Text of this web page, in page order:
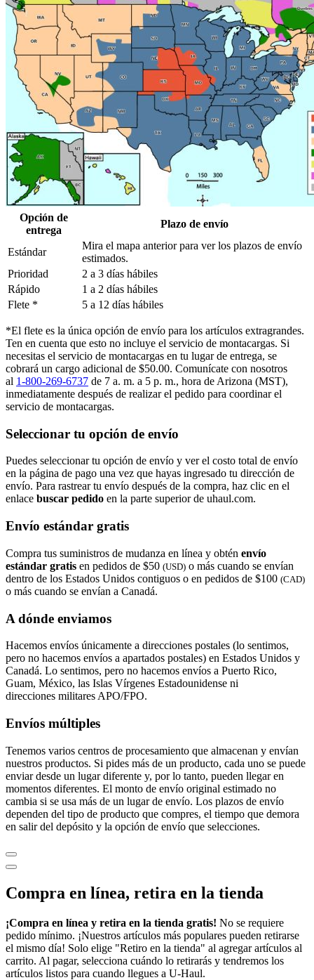
Opción de
entrega
Plazo de envío
Estándar
Mira el mapa anterior para ver los plazos de envío
estimados.
Prioridad
2 a 3 días hábiles
Rápido
1 a 2 días hábiles
Flete *
5 a 12 días hábiles
*El flete es la única opción de envío para los artículos extragrandes.
Ten en cuenta que esto no incluye el servicio de montacargas. Si
necesitas el servicio de montacargas en tu lugar de entrega, se
cobrará un cargo adicional de $50.00. Comunícate con nosotros
al 1-800-269-6737 de 7 a. m. a 5 p. m., hora de Arizona (MST),
inmediatamente después de realizar el pedido para coordinar el
servicio de montacargas.
Seleccionar tu opción de envío
Puedes seleccionar tu opción de envío y ver el costo total de envío
en la página de pago una vez que hayas ingresado tu dirección de
envío. Para rastrear tu envío después de la compra, haz clic en el
enlace buscar pedido​​​​​​​ en la parte superior de uhaul.com.
Envío estándar gratis
Compra tus suministros de mudanza en línea y obtén envío
estándar gratis en pedidos de $50 (USD) o más cuando se envían
dentro de los Estados Unidos contiguos o en pedidos de $100 (CAD)
o más cuando se envían a Canadá.
A dónde enviamos
Hacemos envíos únicamente a direcciones postales (lo sentimos,
pero no hacemos envíos a apartados postales) en Estados Unidos y
Canadá. Lo sentimos, pero no hacemos envíos a Puerto Rico,
Guam, México, las Islas Vírgenes Estadounidense ni
direcciones militares APO/FPO.
Envíos múltiples
Tenemos varios centros de procesamiento que almacenan y envían
nuestros productos. Si pides más de un producto, cada uno se puede
enviar desde un lugar diferente y, por lo tanto, pueden llegar en
momentos diferentes. El monto de envío original estimado no
cambia si se usa más de un lugar de envío. Los plazos de envío
dependen del tipo de producto que compres, el tiempo que demora
en salir del depósito y la opción de envío que selecciones.
Compra en línea, retira en la tienda
¡Compra en línea y retira en la tienda gratis! No se requiere
pedido mínimo. ¡Nuestros artículos más populares pueden retirarse
el mismo día! Solo elige "Retiro en la tienda" al agregar artículos al
carrito. Al pagar, selecciona cuándo lo retirarás y tendremos los
artículos listos para cuando llegues a U-Haul.